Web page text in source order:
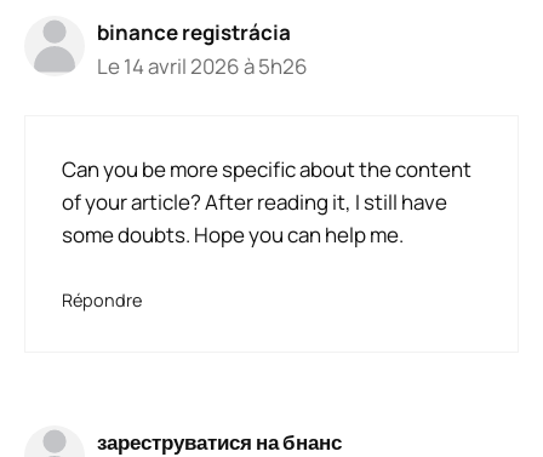
binance registrácia
Le 14 avril 2026 à 5h26
Can you be more specific about the content
of your article? After reading it, I still have
some doubts. Hope you can help me.
Répondre
зареструватися на бнанс